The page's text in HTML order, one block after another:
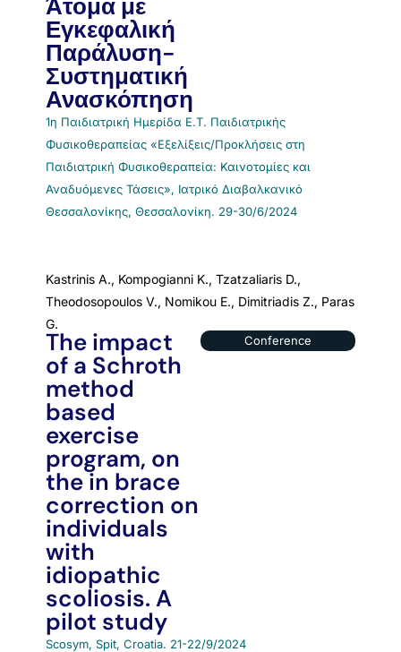
Άτομα με
Εγκεφαλική
Παράλυση-
Συστηματική
Ανασκόπηση
1η Παιδιατρική Ημερίδα Ε.Τ. Παιδιατρικής
Φυσικοθεραπείας «Εξελίξεις/Προκλήσεις στη
Παιδιατρική Φυσικοθεραπεία: Καινοτομίες και
Αναδυόμενες Τάσεις», Ιατρικό Διαβαλκανικό
Θεσσαλονίκης, Θεσσαλονίκη. 29-30/6/2024
Kastrinis Α., Kompogianni Κ., Tzatzaliaris D.,
Theodosopoulos V., Nomikou E., Dimitriadis Z., Paras
G.
The impact
of a Schroth
method
based
exercise
program, on
the in brace
correction on
individuals
with
idiopathic
scoliosis. A
pilot study
Conference
Scosym, Spit, Croatia. 21-22/9/2024